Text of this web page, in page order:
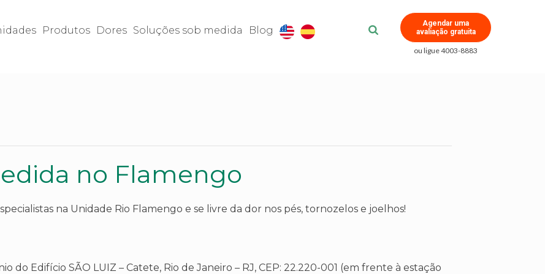
Produtos Dores Soluções sob medida Blog
Agendar uma
avaliação gratuita
ou ligue 4003-8883
no Flamengo
na Unidade Rio Flamengo e se livre da dor nos pés, tornozelos e joelhos!
do Edifício SÃO LUIZ – Catete, Rio de Janeiro – RJ, CEP: 22.220-001 (em frente à estação